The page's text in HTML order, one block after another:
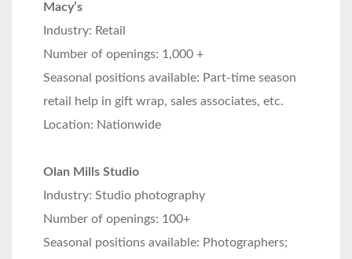
Macy’s
Industry: Retail
Number of openings: 1,000 +
Seasonal positions available: Part-time season
retail help in gift wrap, sales associates, etc.
Location: Nationwide
Olan Mills Studio
Industry: Studio photography
Number of openings: 100+
Seasonal positions available: Photographers;